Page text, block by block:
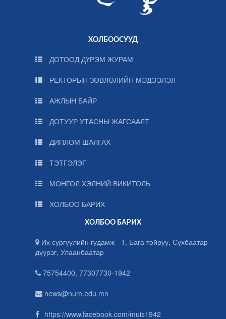
ХОЛБООСУУД
ДОТООД ДҮРЭМ ЖУРАМ
РЕКТОРЫН ЗӨВЛӨЛИЙН МЭДЭЭЛЭЛ
АЖЛЫН БАЙР
ДОТУУР УТАСНЫ ЖАГСААЛТ
ДИПЛОМ ШАЛГАХ
ТЭТГЭЛЭГ
МОНГОЛ ХЭЛНИЙ ВИКИТОЛЬ
ХОЛБОО БАРИХ
ХОЛБОО БАРИХ
Их сургуулийн гудамж - 1, Бага тойруу, Сүхбаатар
дүүрэг, Улаанбаатар
75754400, 77307730-1942
news@num.edu.mn
https://www.facebook.com/muis1942